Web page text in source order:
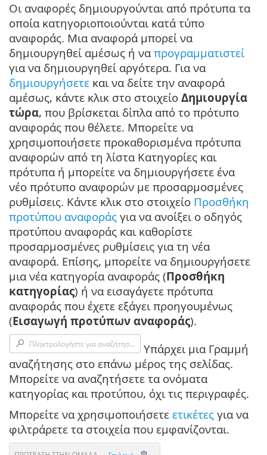
Οι αναφορές δημιουργούνται από πρότυπα τα
οποία κατηγοριοποιούνται κατά τύπο
αναφοράς. Μια αναφορά μπορεί να
δημιουργηθεί αμέσως ή ναπρογραμματιστεί
για να δημιουργηθεί αργότερα. Για να
δημιουργήσετε και να δείτε την αναφορά
αμέσως, κάντε κλικ στο στοιχείο Δημιουργία
τώρα, που βρίσκεται δίπλα από το πρότυπο
αναφοράς που θέλετε. Μπορείτε να
χρησιμοποιήσετε προκαθορισμένα πρότυπα
αναφορών από τη λίστα Κατηγορίες και
πρότυπα ή μπορείτε να δημιουργήσετε ένα
νέο πρότυπο αναφορών με προσαρμοσμένες
ρυθμίσεις. Κάντε κλικ στο στοιχείο Προσθήκη
προτύπου αναφοράς για να ανοίξει ο οδηγός
προτύπου αναφοράς και καθορίστε
προσαρμοσμένες ρυθμίσεις για τη νέα
αναφορά. Επίσης, μπορείτε να δημιουργήσετε
μια νέα κατηγορία αναφοράς (Προσθήκη
κατηγορίας) ή να εισαγάγετε πρότυπα
αναφοράς που έχετε εξάγει προηγουμένως
(Εισαγωγή προτύπων αναφοράς).
Υπάρχει μια Γραμμή
αναζήτησης στο επάνω μέρος της σελίδας.
Μπορείτε να αναζητήσετε τα ονόματα
κατηγορίας και προτύπου, όχι τις περιγραφές.
Μπορείτε να χρησιμοποιήσετε ετικέτες για να
φιλτράρετε τα στοιχεία που εμφανίζονται.